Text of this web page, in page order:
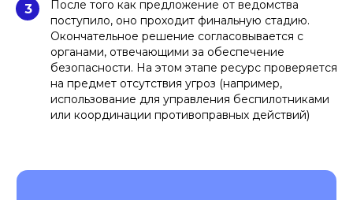
3
После того как предложение от ведомства
поступило, оно проходит финальную стадию.
Окончательное решение согласовывается с
органами, отвечающими за обеспечение
безопасности. На этом этапе ресурс проверяется
на предмет отсутствия угроз (например,
использование для управления беспилотниками
или координации противоправных действий)